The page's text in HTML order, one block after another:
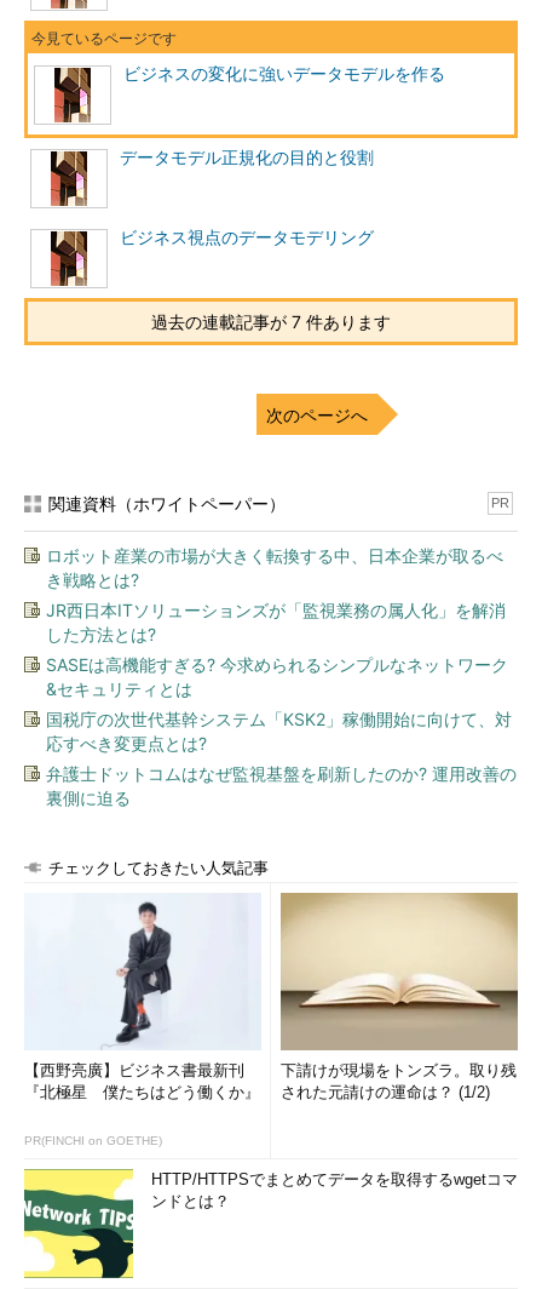
ビジネスの変化に強いデータモデルを作る
データモデル正規化の目的と役割
ビジネス視点のデータモデリング
過去の連載記事が 7 件あります
次のページへ
関連資料（ホワイトペーパー） PR
ロボット産業の市場が大きく転換する中、日本企業が取るべ
き戦略とは?
JR西日本ITソリューションズが「監視業務の属人化」を解消
した方法とは?
SASEは高機能すぎる? 今求められるシンプルなネットワーク
&セキュリティとは
国税庁の次世代基幹システム「KSK2」稼働開始に向けて、対
応すべき変更点とは?
弁護士ドットコムはなぜ監視基盤を刷新したのか? 運用改善の
裏側に迫る
チェックしておきたい人気記事
【西野亮廣】ビジネス書最新刊
『北極星 僕たちはどう働くか』
PR(FINCHI on GOETHE)
下請けが現場をトンズラ。取り残
された元請けの運命は？ (1/2)
HTTP/HTTPSでまとめてデータを取得するwgetコマ
ンドとは？